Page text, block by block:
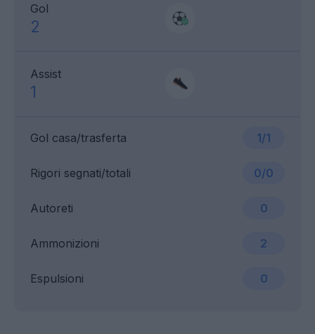
Gol
2
Assist
1
Gol casa/trasferta 1/1
Ammonizioni 2
Rigori segnati/totali 0/0
Espulsioni 0
Autoreti 0